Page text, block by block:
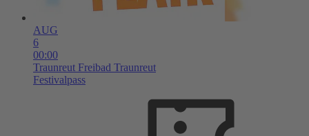
AUG
6
00:00
Traunreut Freibad Traunreut
Festivalpass